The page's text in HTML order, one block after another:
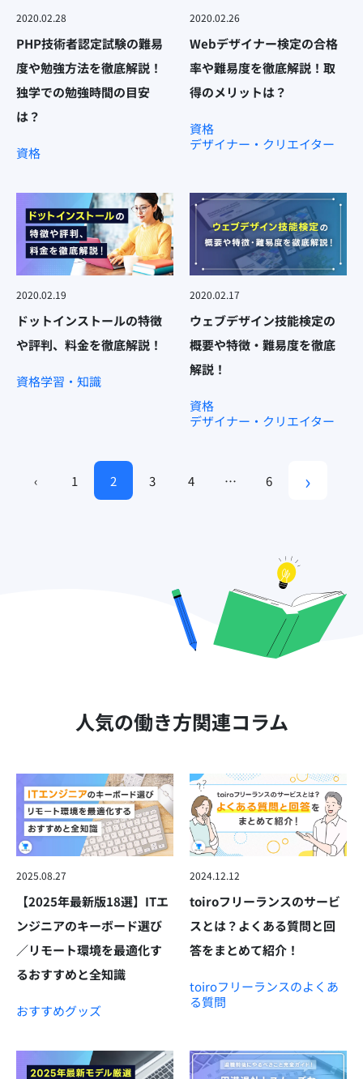
2020.02.28
PHP技術者認定試験の難易
度や勉強方法を徹底解説！
独学での勉強時間の目安
は？
資格
2020.02.26
Webデザイナー検定の合格
率や難易度を徹底解説！取
得のメリットは？
資格
デザイナー・クリエイター
2020.02.19
ドットインストールの特徴
や評判、料金を徹底解説！
資格学習・知識
2020.02.17
ウェブデザイン技能検定の
概要や特徴・難易度を徹底
解説！
資格
デザイナー・クリエイター
‹ 1 2 3 4 … 6 ›
人気の働き方関連コラム
2025.08.27
【2025年最新版18選】ITエ
ンジニアのキーボード選び
／リモート環境を最適化す
るおすすめと全知識
おすすめグッズ
2024.12.12
toiroフリーランスのサービ
スとは？よくある質問と回
答をまとめて紹介！
toiroフリーランスのよくあ
る質問